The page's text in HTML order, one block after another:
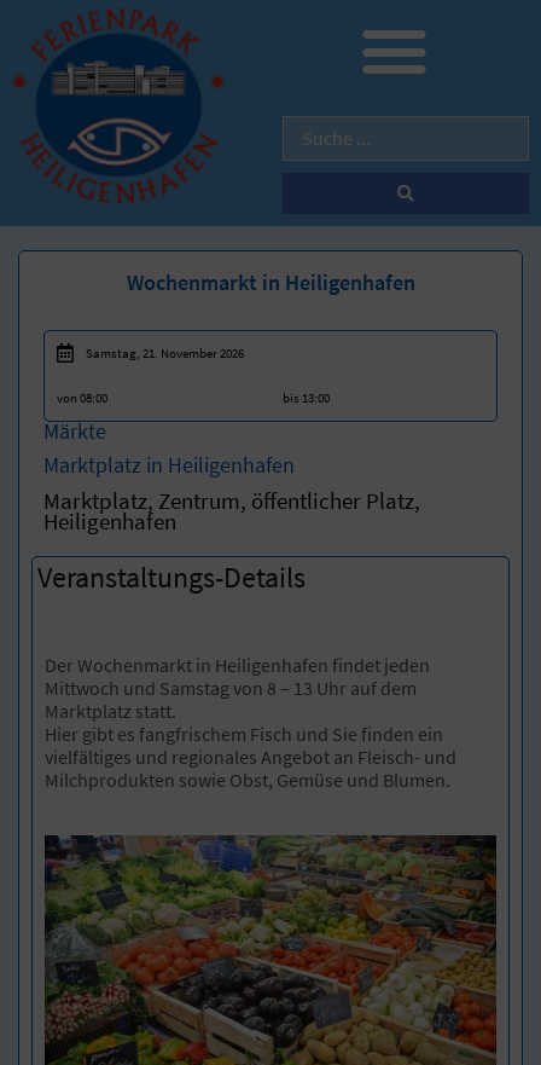
Wochenmarkt in Heiligenhafen
Samstag, 21. November 2026
von 08:00 bis 13:00
Märkte
Marktplatz in Heiligenhafen
Marktplatz, Zentrum, öffentlicher Platz,
Heiligenhafen
Veranstaltungs-Details
Der Wochenmarkt in Heiligenhafen findet jeden
Mittwoch und Samstag von 8 – 13 Uhr auf dem
Marktplatz statt.
Hier gibt es fangfrischem Fisch und Sie finden ein
vielfältiges und regionales Angebot an Fleisch- und
Milchprodukten sowie Obst, Gemüse und Blumen.